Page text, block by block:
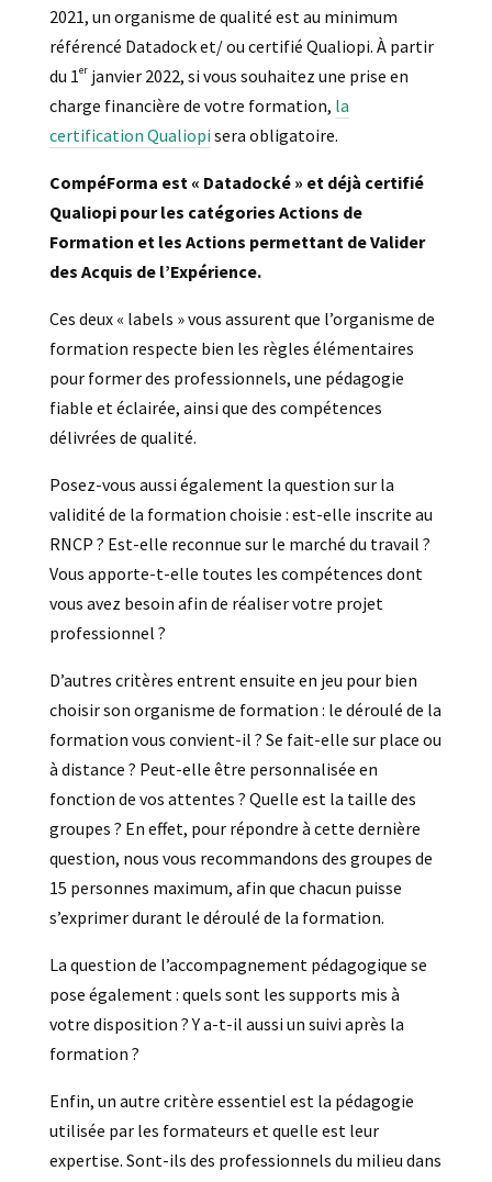
2021, un organisme de qualité est au minimum
référencé Datadock et/ ou certifié Qualiopi. À partir
du 1erjanvier 2022, si vous souhaitez une prise en
charge financière de votre formation, la
certification Qualiopi sera obligatoire.
CompéForma est « Datadocké » et déjà certifié
Qualiopi pour les catégories Actions de
Formation et les Actions permettant de Valider
des Acquis de l’Expérience.
Ces deux « labels » vous assurent que l’organisme de
formation respecte bien les règles élémentaires
pour former des professionnels, une pédagogie
fiable et éclairée, ainsi que des compétences
délivrées de qualité.
Posez-vous aussi également la question sur la
validité de la formation choisie : est-elle inscrite au
RNCP ? Est-elle reconnue sur le marché du travail ?
Vous apporte-t-elle toutes les compétences dont
vous avez besoin afin de réaliser votre projet
professionnel ?
D’autres critères entrent ensuite en jeu pour bien
choisir son organisme de formation : le déroulé de la
formation vous convient-il ? Se fait-elle sur place ou
à distance ? Peut-elle être personnalisée en
fonction de vos attentes ? Quelle est la taille des
groupes ? En effet, pour répondre à cette dernière
question, nous vous recommandons des groupes de
15 personnes maximum, afin que chacun puisse
s’exprimer durant le déroulé de la formation.
La question de l’accompagnement pédagogique se
pose également : quels sont les supports mis à
votre disposition ? Y a-t-il aussi un suivi après la
formation ?
Enfin, un autre critère essentiel est la pédagogie
utilisée par les formateurs et quelle est leur
expertise. Sont-ils des professionnels du milieu dans